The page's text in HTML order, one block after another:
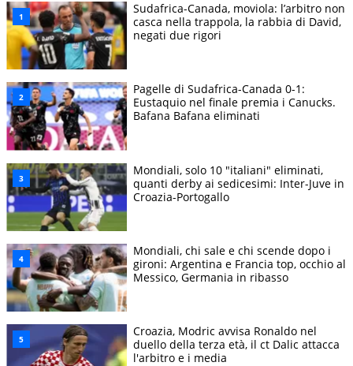
Sudafrica-Canada, moviola: l’arbitro non
casca nella trappola, la rabbia di David,
negati due rigori
Pagelle di Sudafrica-Canada 0-1:
Eustaquio nel finale premia i Canucks.
Bafana Bafana eliminati
Mondiali, solo 10 "italiani" eliminati,
quanti derby ai sedicesimi: Inter-Juve in
Croazia-Portogallo
Mondiali, chi sale e chi scende dopo i
gironi: Argentina e Francia top, occhio al
Messico, Germania in ribasso
Croazia, Modric avvisa Ronaldo nel
duello della terza età, il ct Dalic attacca
l'arbitro e i media